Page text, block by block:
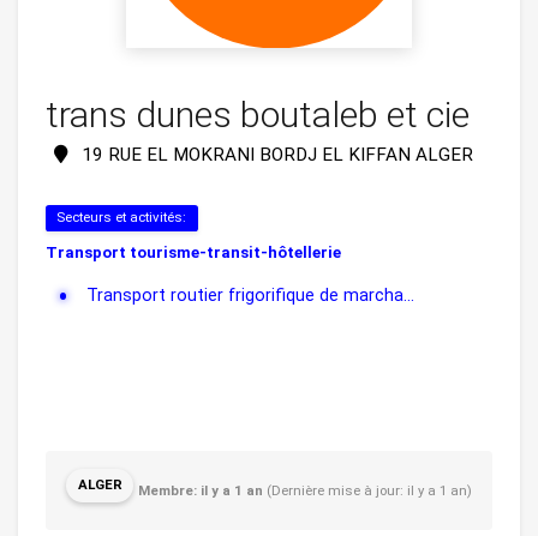
trans dunes boutaleb et cie
19 RUE EL MOKRANI BORDJ EL KIFFAN ALGER
Secteurs et activités:
Transport tourisme-transit-hôtellerie
Transport routier frigorifique de marcha...
ALGER Membre: il y a 1 an (Dernière mise à jour: il y a 1 an)